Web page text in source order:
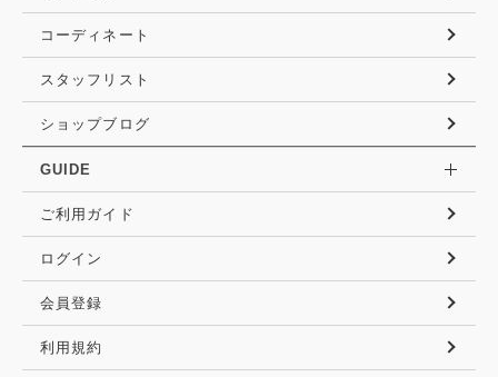
コーディネート
スタッフリスト
ショップブログ
GUIDE
ご利用ガイド
ログイン
会員登録
利用規約